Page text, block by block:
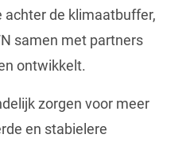
achter de klimaatbuffer,
samen met partners
ontwikkelt.
zorgen voor meer
en stabielere